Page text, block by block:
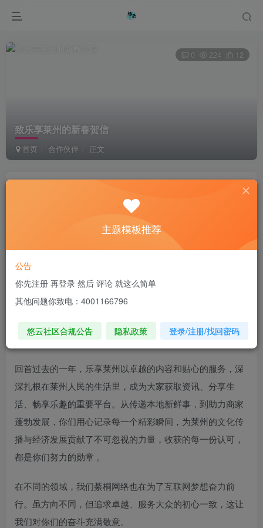
致乐享莱州的新春贺信
首页 合作伙伴 正文
0 224 12
私信
Turn your face to the sun and the shadows fall behind
you.
亲爱的乐享莱州全体同仁：
蛇年已至，万象更新，綦桐网络带着满满的热忱与祝福，向
你们致以最诚挚的新春问候！
回首过去的一年，乐享莱州以卓越的内容和贴心的服务，深
深扎根在莱州人民的生活里，成为大家获取资讯、分享生
活、畅享乐趣的重要平台。从传递本地新鲜事，到助力商家
蓬勃发展，你们用心记录每一个精彩瞬间，为莱州的文化传
播与经济发展贡献了不可忽视的力量，收获的每一份认可，
都是你们努力的勋章 。
在不同的领域，我们綦桐网络也在为了互联网梦想奋力前
行。虽方向不同，但追求卓越、服务大众的初心一致，这让
我们对你们的奋斗充满敬意。
主题模板推荐
公告
你先注册 再登录 然后 评论 就这么简单
其他问题你致电：4001166796
悠云社区合规公告 隐私政策 登录/注册/找回密码